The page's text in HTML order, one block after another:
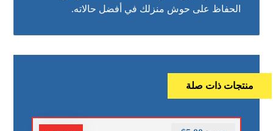
الحفاظ على حوش منزلك في أفضل حالاته.
منتجات ذات صلة